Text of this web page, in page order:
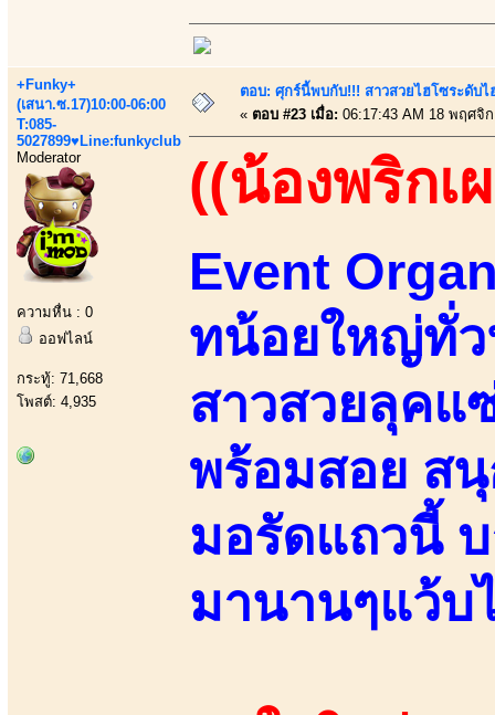
+Funky+
(เสนา.ซ.17)10:00-06:00
T:085-
5027899♥Line:funkyclub
Moderator
ความหื่น : 0
ออฟไลน์
กระทู้: 71,668
โพสต์: 4,935
ตอบ: ศุกร์นี้พบกับ!!! สาวสวยไฮโซระดับไ
« ตอบ #23 เมื่อ: 06:17:43 AM 18 พฤศจิ
((น้องพริกเ
Event
ทน้อยใหญ่ทั่ว
สาวสวยลุคแ
พร้อมสอย ส
มอรัดแถวนี้
มานานๆแว้บ